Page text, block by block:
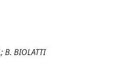
B. BIOLATTI